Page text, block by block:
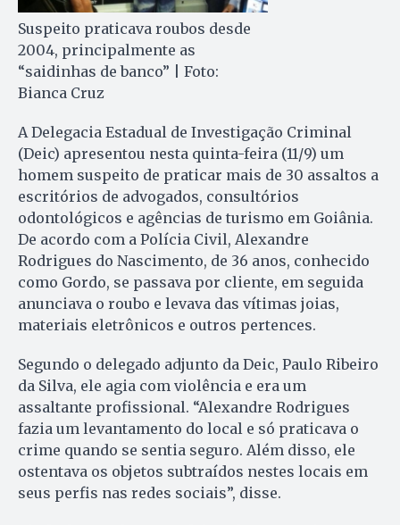
Suspeito praticava roubos desde
2004, principalmente as
“saidinhas de banco” | Foto:
Bianca Cruz
A Delegacia Estadual de Investigação Criminal
(Deic) apresentou nesta quinta-feira (11/9) um
homem suspeito de praticar mais de 30 assaltos a
escritórios de advogados, consultórios
odontológicos e agências de turismo em Goiânia.
De acordo com a Polícia Civil, Alexandre
Rodrigues do Nascimento, de 36 anos, conhecido
como Gordo, se passava por cliente, em seguida
anunciava o roubo e levava das vítimas joias,
materiais eletrônicos e outros pertences.
Segundo o delegado adjunto da Deic, Paulo Ribeiro
da Silva, ele agia com violência e era um
assaltante profissional. “Alexandre Rodrigues
fazia um levantamento do local e só praticava o
crime quando se sentia seguro. Além disso, ele
ostentava os objetos subtraídos nestes locais em
seus perfis nas redes sociais”, disse.